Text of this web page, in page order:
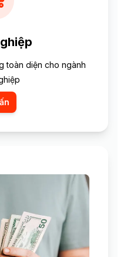
toàn diện cho ngành